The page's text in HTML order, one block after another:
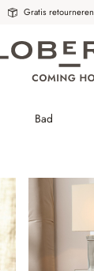
Gratis retourneren
Bad